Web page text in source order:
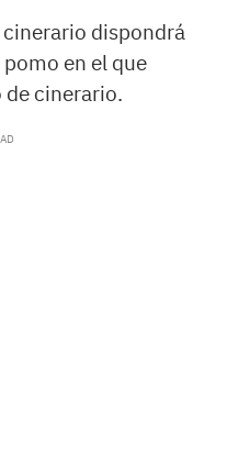
dispondrá
en el que
de cinerario.